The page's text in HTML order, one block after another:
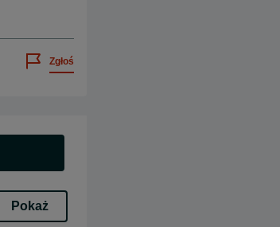
Zgłoś
Pokaż